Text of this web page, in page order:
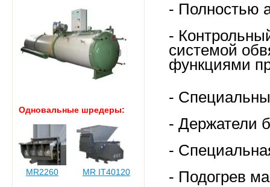
Одновальные шредеры:
MR2260 MR IT40120
- Полностью
-
системой
функциями
-
- Держатели
-
- Подогрев